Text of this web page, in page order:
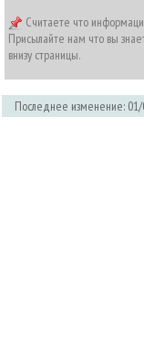
Считаете что
Присылайте нам что вы
внизу страницы.
Последнее изменение: 01/